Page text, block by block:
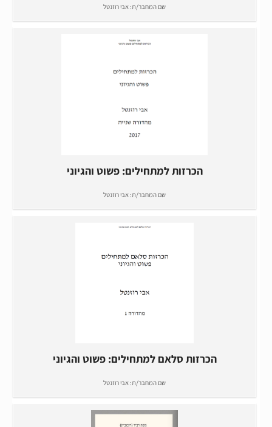
שם המחבר/ת:אבי רוזנטל
הכרזות למתחילים: פשוט והגיוני
שם המחבר/ת:אבי רוזנטל
הכרזות סלאם למתחילים: פשוט והגיוני
שם המחבר/ת:אבי רוזנטל